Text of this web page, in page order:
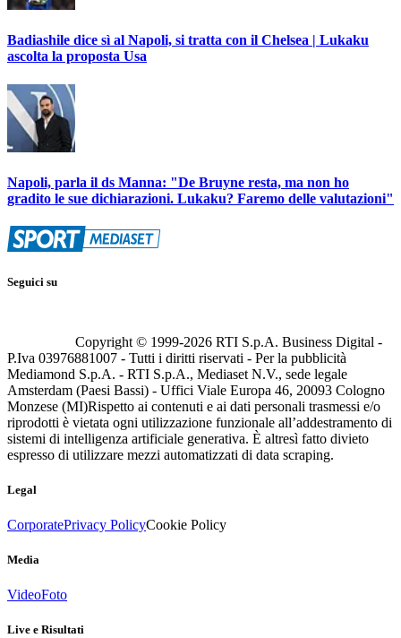
Badiashile dice sì al Napoli, si tratta con il Chelsea | Lukaku
ascolta la proposta Usa
Napoli, parla il ds Manna: "De Bruyne resta, ma non ho
gradito le sue dichiarazioni. Lukaku? Faremo delle valutazioni"
Seguici su
Copyright © 1999-2026 RTI S.p.A. Business Digital -
P.Iva 03976881007 - Tutti i diritti riservati - Per la pubblicità
Mediamond S.p.A. - RTI S.p.A., Mediaset N.V., sede legale
Amsterdam (Paesi Bassi) - Uffici Viale Europa 46, 20093 Cologno
Monzese (MI)Rispetto ai contenuti e ai dati personali trasmessi e/o
riprodotti è vietata ogni utilizzazione funzionale all’addestramento di
sistemi di intelligenza artificiale generativa. È altresì fatto divieto
espresso di utilizzare mezzi automatizzati di data scraping.
Legal
CorporatePrivacy PolicyCookie Policy
Media
VideoFoto
Live e Risultati